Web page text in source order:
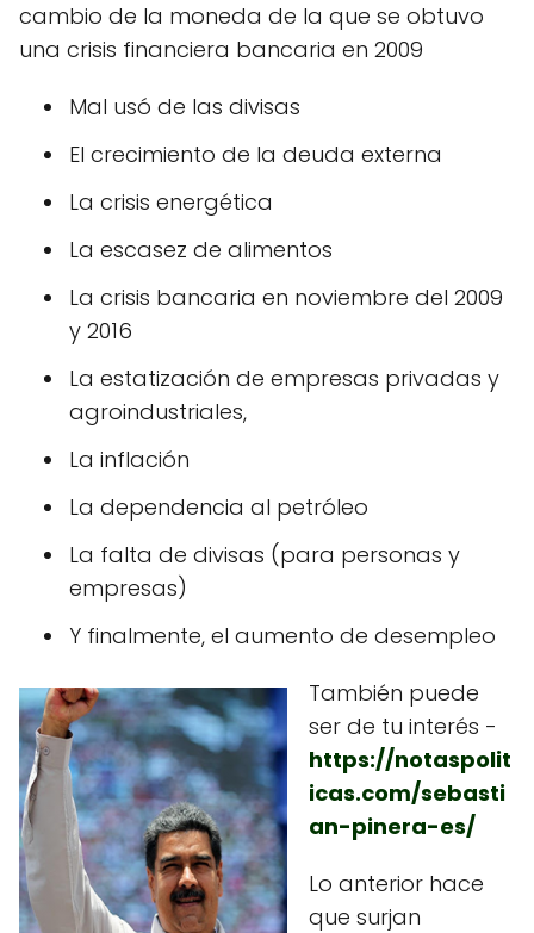
cambio de la moneda de la que se obtuvo
una crisis financiera bancaria en 2009
Mal usó de las divisas
El crecimiento de la deuda externa
La crisis energética
La escasez de alimentos
La crisis bancaria en noviembre del 2009​
y 2016
La estatización de empresas privadas y
agroindustriales,
La inflación
La dependencia al petróleo
La falta de divisas (para personas y
empresas)
Y finalmente, el aumento de desempleo
También puede
ser de tu interés -
https://notaspolit
icas.com/sebasti
an-pinera-es/
Lo anterior hace
que surjan